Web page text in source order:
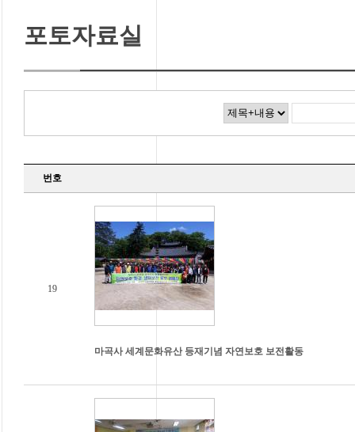
포토자료실
번호
19
마곡사 세계문화유산 등재기념 자연보호 보전활동